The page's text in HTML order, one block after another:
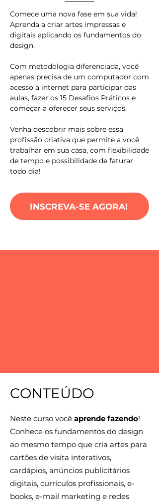
Comece uma nova fase em sua vida!
Aprenda a criar artes impressas e
digitais aplicando os fundamentos do
design.
Com metodologia diferenciada, você
apenas precisa de um computador com
acesso a internet para participar das
aulas, fazer os 15 Desafios Práticos e
começar a oferecer seus serviços.
Venha descobrir mais sobre essa
profissão criativa que permite a você
trabalhar em sua casa, com flexibilidade
de tempo e possibilidade de faturar
todo dia!
INSCREVA-SE AGORA!
CONTEÚDO
Neste curso você aprende fazendo!
Conhece os fundamentos do design
ao mesmo tempo que cria artes para
cartões de visita interativos,
cardápios, anúncios publicitários
digitais, currículos profissionais, e-
books, e-mail marketing e redes